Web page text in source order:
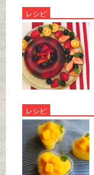
レシピ
レシピ